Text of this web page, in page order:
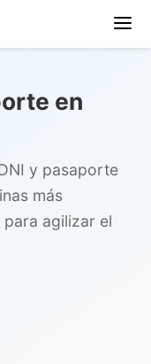
en
y pasaporte
más
agilizar el